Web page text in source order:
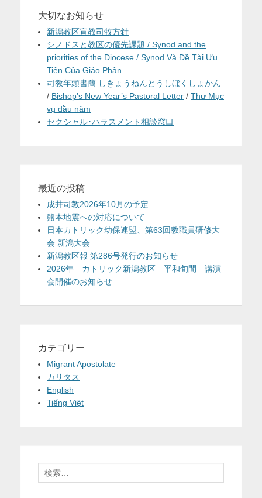
大切なお知らせ
新潟教区宣教司牧方針
シノドスと教区の優先課題 / Synod and the
priorities of the Diocese / Synod Và Đề Tài Ưu
Tiên Của Giáo Phận
司教年頭書簡 しきょうねんとうしぼくしょかん
/ Bishop’s New Year’s Pastoral Letter / Thư Mục
vụ đầu năm
セクシャル･ハラスメント相談窓口
最近の投稿
成井司教2026年10月の予定
熊本地震への対応について
日本カトリック幼保連盟、第63回教職員研修大
会 新潟大会
新潟教区報 第286号発行のお知らせ
2026年 カトリック新潟教区 平和旬間 講演
会開催のお知らせ
カテゴリー
Migrant Apostolate
カリタス
English
Tiếng Việt
索: